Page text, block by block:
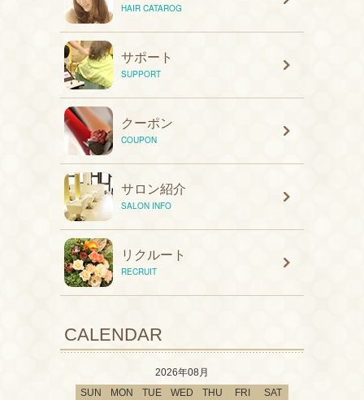
HAIR CATAROG
サポート
SUPPORT
クーポン
COUPON
サロン紹介
SALON INFO
リクルート
RECRUIT
CALENDAR
2026年08月
SUN
MON TUE WED THU FRI SAT